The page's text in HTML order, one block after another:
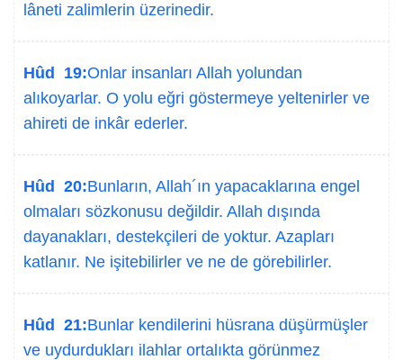
lâneti zalimlerin üzerinedir.
Hûd 19:Onlar insanları Allah yolundan
alıkoyarlar. O yolu eğri göstermeye yeltenirler ve
ahireti de inkâr ederler.
Hûd 20:Bunların, Allah´ın yapacaklarına engel
olmaları sözkonusu değildir. Allah dışında
dayanakları, destekçileri de yoktur. Azapları
katlanır. Ne işitebilirler ve ne de görebilirler.
Hûd 21:Bunlar kendilerini hüsrana düşürmüşler
ve uydurdukları ilahlar ortalıkta görünmez